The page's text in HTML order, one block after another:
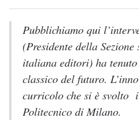
Pubblichiamo qui
(Presidente della Sezione
italiana editori) ha
classico del futuro.
curricoloche si è svolto
Politecnico di Milano.